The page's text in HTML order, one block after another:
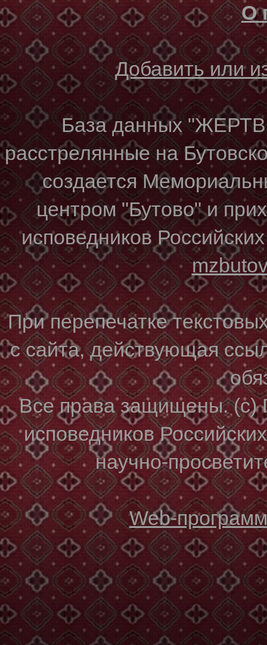
О
Добавить или
База данных
расстрелянные на
создается
центром "Бутово" и
исповедников
При перепечатке
с сайта, действующая
Все права защищены. (с)
исповедников
научно-
Web-